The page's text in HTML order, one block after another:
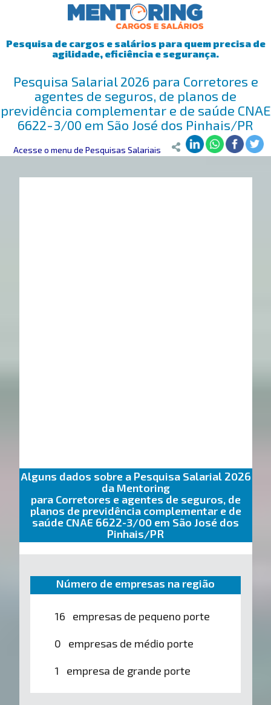
Pesquisa de cargos e salários para quem precisa de
agilidade, eficiência e segurança.
Pesquisa Salarial 2026 para Corretores e
agentes de seguros, de planos de
previdência complementar e de saúde CNAE
6622-3/00 em São José dos Pinhais/PR
Mentoring>Pesquisa Salarial>São José dos Pinhais/PR>
Acesse o menu de Pesquisas Salariais
Alguns dados sobre a Pesquisa Salarial 2026
da Mentoring
para Corretores e agentes de seguros, de
planos de previdência complementar e de
saúde CNAE 6622-3/00 em São José dos
Pinhais/PR
Número de empresas na região
16 empresas de pequeno porte
0 empresas de médio porte
1 empresa de grande porte